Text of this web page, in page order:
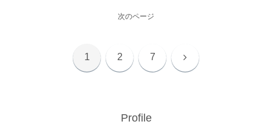
次のページ
1 2 7 次
Profile